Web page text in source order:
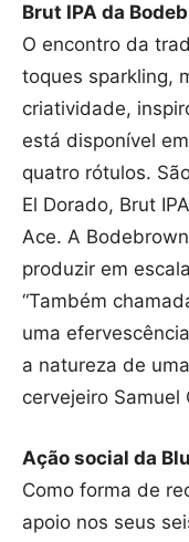
Brut IPA da
O encontro da
toques sparkling,
criatividade,
está disponível
quatro rótulos.
El Dorado, Brut
Ace. A
produzir em
“Também
uma
a natureza de
cervejeiro Samuel
Ação social da
Como forma de
apoio nos seus